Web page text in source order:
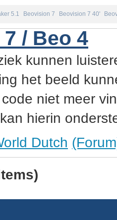
5.1 Beovision 7 Beovision 7 40'
/ Beo 4
kunnen
het beeld
niet meer
hierin
Dutch